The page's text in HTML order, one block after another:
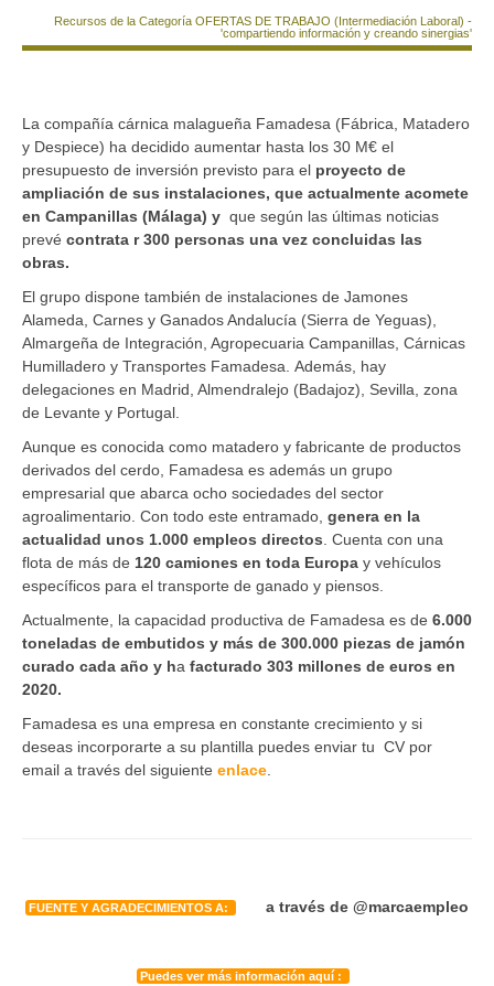
Recursos de la Categoría OFERTAS DE TRABAJO (Intermediación Laboral) -
'compartiendo información y creando sinergias'
La compañía cárnica malagueña Famadesa (Fábrica, Matadero
y Despiece) ha decidido aumentar hasta los 30 M€ el
presupuesto de inversión previsto para el proyecto de
ampliación de sus instalaciones, que actualmente acomete
en Campanillas (Málaga) y que según las últimas noticias
prevé contrata r 300 personas una vez concluidas las
obras.
El grupo dispone también de instalaciones de Jamones
Alameda, Carnes y Ganados Andalucía (Sierra de Yeguas),
Almargeña de Integración, Agropecuaria Campanillas, Cárnicas
Humilladero y Transportes Famadesa. Además, hay
delegaciones en Madrid, Almendralejo (Badajoz), Sevilla, zona
de Levante y Portugal.
Aunque es conocida como matadero y fabricante de productos
derivados del cerdo, Famadesa es además un grupo
empresarial que abarca ocho sociedades del sector
agroalimentario. Con todo este entramado, genera en la
actualidad unos 1.000 empleos directos . Cuenta con una
flota de más de 120 camiones en toda Europa y vehículos
específicos para el transporte de ganado y piensos.
Actualmente, la capacidad productiva de Famadesa es de 6.000
toneladas de embutidos y más de 300.000 piezas de jamón
curado cada año y ha facturado 303 millones de euros en
2020.
Famadesa es una empresa en constante crecimiento y si
deseas incorporarte a su plantilla puedes enviar tu CV por
email a través del siguiente enlace
FUENTE Y AGRADECIMIENTOS A: a través de @marcaempleo
Puedes ver más información aquí :